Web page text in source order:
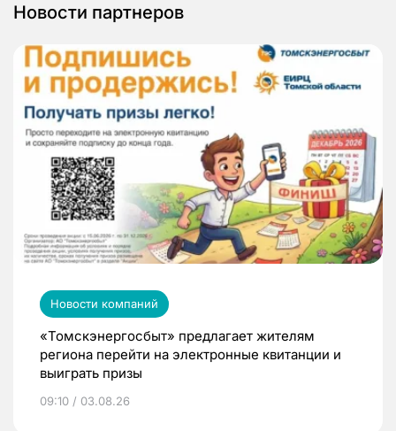
Новости партнеров
Новости компаний
«Томскэнергосбыт» предлагает жителям
региона перейти на электронные квитанции и
выиграть призы
09:10 / 03.08.26